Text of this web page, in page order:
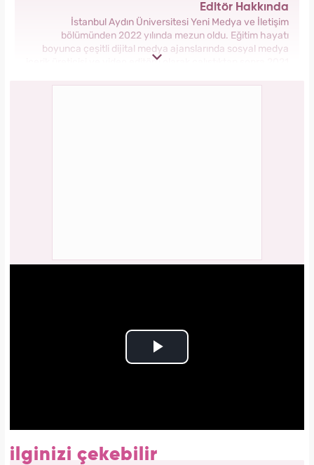
Editör Hakkında
İstanbul Aydın Üniversitesi Yeni Medya ve İletişim
bölümünden 2022 yılında mezun oldu. Eğitim hayatı
boyunca çeşitli dijital medya ajanslarında sosyal medya
içerik üreticisi ve video editörü olarak çalıştıktan sonra 2021
Kanal7 Medya Grubu Yasemin.com bünyesinde Multimedya
ilginizi çekebilir